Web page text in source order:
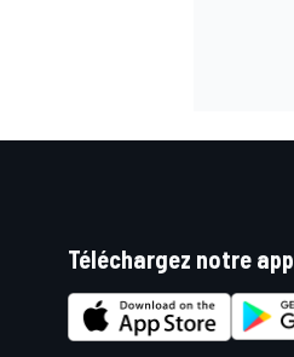
Téléchargez notre app